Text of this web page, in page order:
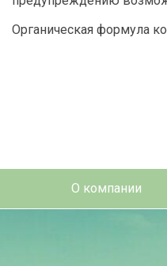
Органическая формула
О компании